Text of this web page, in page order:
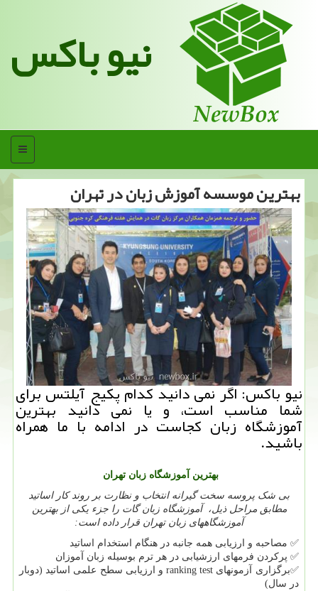
نیو باکس
منو
بهترین موسسه آموزش زبان در تهران
نیو باكس: اگر نمی دانید كدام پكیج آیلتس برای
شما مناسب است، و یا نمی دانید بهترین
آموزشگاه زبان كجاست در ادامه با ما همراه
باشید.
بهترین آموزشگاه زبان تهران
بی شک پروسه سخت گیرانه انتخاب و نظارت بر روند کار اساتید
مطابق مراحل ذیل، آموزشگاه زبان گات را جزء یکی از بهترین
آموزشگاههای زبان تهران قرار داده است:
✅ مصاحبه و ارزیابی همه جانبه در هنگام استخدام اساتید
✅ پرکردن فرمهای ارزشیابی در هر ترم بوسیله زبان آموزان
✅برگزاری آزمونهای ranking testو ارزیابی سطح علمی اساتید (دوبار
در سال)